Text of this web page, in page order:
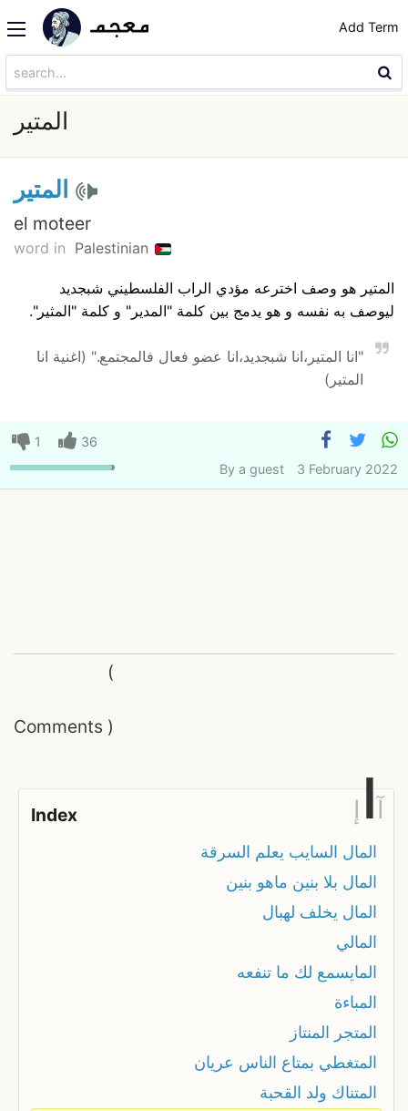
Add Term
المتير
المتير
el moteer
word in Palestinian
المتير هو وصف اخترعه مؤدي الراب الفلسطيني شبجديد
ليوصف به نفسه و هو يدمج بين كلمة "المدير" و كلمة "المثير".
"انا المتير،انا شبجديد،انا عضو فعال فالمجتمع." (اغنية انا
المتير)
1
36
By a guest 3 February 2022
Comments
(
)
Index إ آ
المال السايب يعلم السرقة
المال بلا بنين ماهو بنين
المال يخلف لهبال
المالي
المايسمع لك ما تنفعه
المباءة
المتجر المنتاز
المتغطي بمتاع الناس عريان
المتناك ولد القحبة